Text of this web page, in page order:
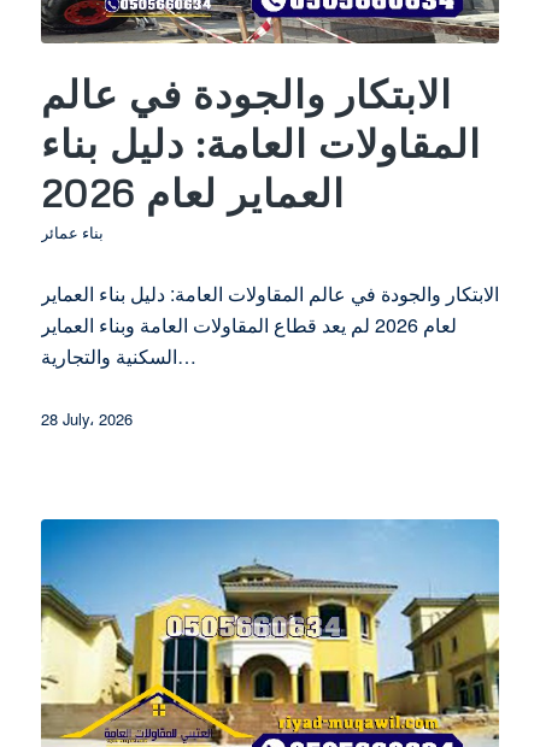
الابتكار والجودة في عالم
المقاولات العامة: دليل بناء
العماير لعام 2026
بناء عمائر
الابتكار والجودة في عالم المقاولات العامة: دليل بناء العماير
لعام 2026 لم يعد قطاع المقاولات العامة وبناء العماير
السكنية والتجارية…
28 July، 2026